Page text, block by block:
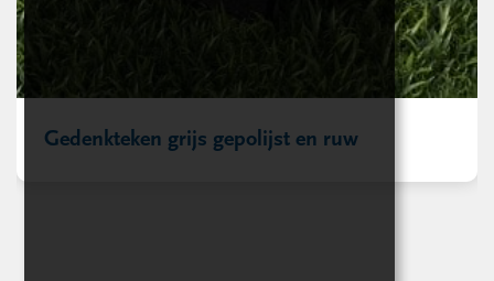
Gedenkteken grijs gepolijst en ruw